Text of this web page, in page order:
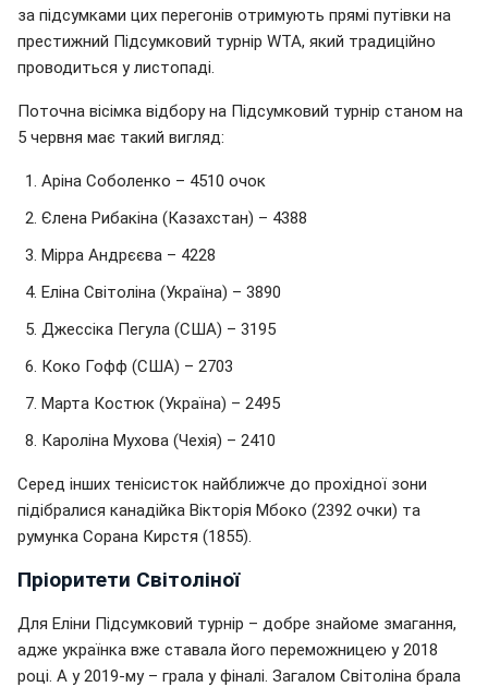
за підсумками цих перегонів отримують прямі путівки на
престижний Підсумковий турнір WTA, який традиційно
проводиться у листопаді.
Поточна вісімка відбору на Підсумковий турнір станом на
5 червня має такий вигляд:
Аріна Соболенко – 4510 очок
Єлена Рибакіна (Казахстан) – 4388
Мірра Андрєєва – 4228
Еліна Світоліна (Україна) – 3890
Джессіка Пегула (США) – 3195
Коко Гофф (США) – 2703
Марта Костюк (Україна) – 2495
Кароліна Мухова (Чехія) – 2410
Серед інших тенісисток найближче до прохідної зони
підібралися канадійка Вікторія Мбоко (2392 очки) та
румунка Сорана Кирстя (1855).
Пріоритети Світоліної
Для Еліни Підсумковий турнір – добре знайоме змагання,
адже українка вже ставала його переможницею у 2018
році. А у 2019-му – грала у фіналі. Загалом Світоліна брала